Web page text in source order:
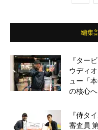
編集
『ター
ウディ
ュー「
の核心へ
『侍タ
審査員